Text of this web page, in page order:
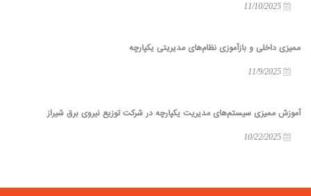
ممیزی داخلی و بازآموزی نظام‌های مدیریتی یکپارچه
آموزش ممیزی سیستم‌های مدیریت یکپارچه در شرکت توزیع نیروی برق شیراز